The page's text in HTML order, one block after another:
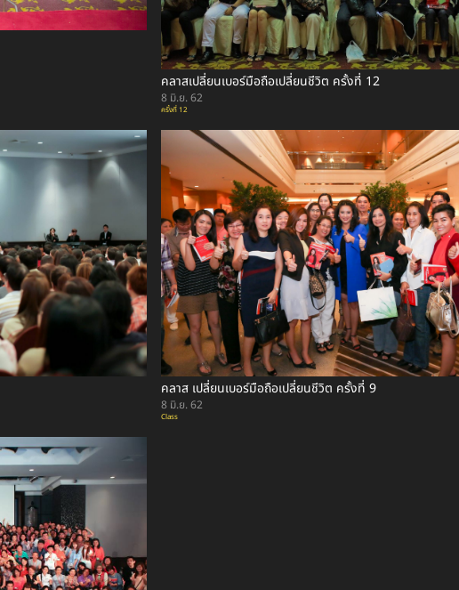
คลาสเปลี่ยนเบอร์มือถือเปลี่ยนชีวิต ครั้งที่ 12
8 มิ.ย. 62
ครั้งที่ 12
คลาส เปลี่ยนเบอร์มือถือเปลี่ยนชีวิต ครั้งที่ 9
8 มิ.ย. 62
Class